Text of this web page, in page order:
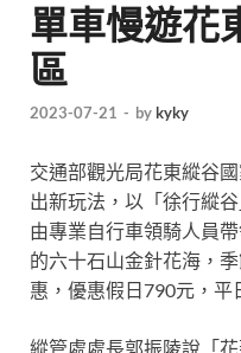
單車慢遊花
區
2023-07-21 - bykyky
交通部觀光局花東縱谷
出新玩法，以「徐行縱
由專業自行車領騎人員
的六十石山金針花海，
惠，優惠假日790元，平
縱管處處長郭振陵說「